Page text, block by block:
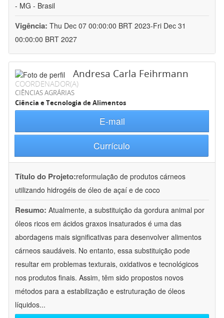
- MG - Brasil
Vigência: Thu Dec 07 00:00:00 BRT 2023-Fri Dec 31
00:00:00 BRT 2027
Andresa Carla Feihrmann
COORDENADOR(A)
CIÊNCIAS AGRÁRIAS
Ciência e Tecnologia de Alimentos
E-mail
Currículo
Título do Projeto:reformulação de produtos cárneos
utilizando hidrogéis de óleo de açaí e de coco
Resumo: Atualmente, a substituição da gordura animal por
óleos ricos em ácidos graxos insaturados é uma das
abordagens mais significativas para desenvolver alimentos
cárneos saudáveis. No entanto, essa substituição pode
resultar em problemas texturais, oxidativos e tecnológicos
nos produtos finais. Assim, têm sido propostos novos
métodos para a estabilização e estruturação de óleos
líquidos...